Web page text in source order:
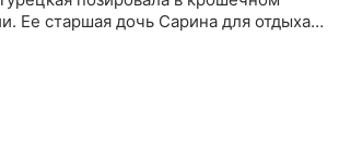
Ее старшая дочь Сарина для отдыха